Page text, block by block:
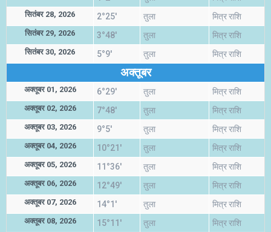
सितंबर 28, 2026 2°25' तुला मित्र राशि
सितंबर 29, 2026 3°48' तुला मित्र राशि
सितंबर 30, 2026 5°9' तुला मित्र राशि
अक्तूबर
अक्तूबर 01, 2026 6°29' तुला मित्र राशि
अक्तूबर 02, 2026 7°48' तुला मित्र राशि
अक्तूबर 03, 2026 9°5' तुला मित्र राशि
अक्तूबर 04, 2026 10°21' तुला मित्र राशि
अक्तूबर 05, 2026 11°36' तुला मित्र राशि
अक्तूबर 06, 2026 12°49' तुला मित्र राशि
अक्तूबर 07, 2026 14°1' तुला मित्र राशि
अक्तूबर 08, 2026 15°11' तुला मित्र राशि